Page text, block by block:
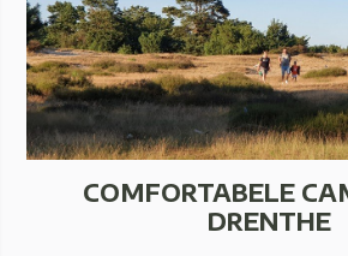
COMFORTABELE
DRENTHE